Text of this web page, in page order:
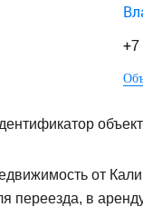
+7
от
переезда, в